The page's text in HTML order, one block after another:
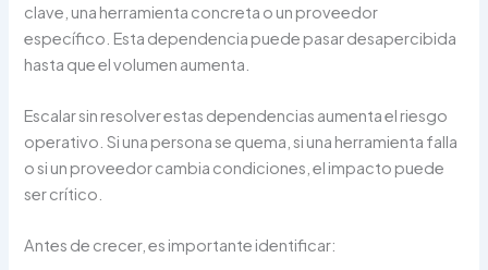
clave, una herramienta concreta o un proveedor
específico. Esta dependencia puede pasar desapercibida
hasta que el volumen aumenta.
Escalar sin resolver estas dependencias aumenta el riesgo
operativo. Si una persona se quema, si una herramienta falla
o si un proveedor cambia condiciones, el impacto puede
ser crítico.
Antes de crecer, es importante identificar: